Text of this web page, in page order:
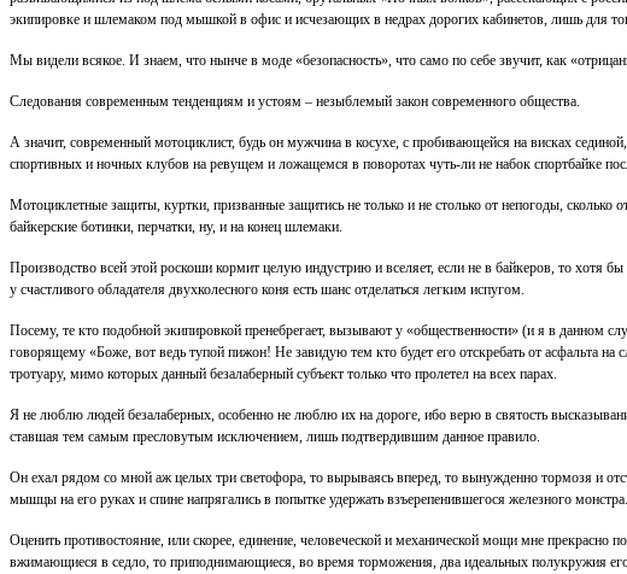
экипировке и шлемаком под мышкой в офис и исчезающих в недрах дорогих кабинетов, лишь для
Мы видели всякое. И знаем, что нынче в моде «безопасность», что само по себе звучит, как
Следования современным тенденциям и устоям – незыблемый закон современного общества.
А значит, современный мотоциклист, будь он мужчина в косухе, с пробивающейся на висках
спортивных и ночных клубов на ревущем и ложащемся в поворотах чуть-ли не набок спортбайке
Мотоциклетные защиты, куртки, призванные защитись не только и не столько от непогоды,
байкерские ботинки, перчатки, ну, и на конец шлемаки.
Производство всей этой роскоши кормит целую индустрию и вселяет, если не в байкеров, то
у счастливого обладателя двухколесного коня есть шанс отделаться легким испугом.
Посему, те кто подобной экипировкой пренебрегает, вызывают у «общественности» (и я в данном
говорящему «Боже, вот ведь тупой пижон! Не завидую тем кто будет его отскребать от асфальта
тротуару, мимо которых данный безалаберный субъект только что пролетел на всех парах.
Я не люблю людей безалаберных, особенно не люблю их на дороге, ибо верю в святость
ставшая тем самым пресловутым исключением, лишь подтвердившим данное правило.
Он ехал рядом со мной аж целых три светофора, то вырываясь вперед, то вынужденно тормозя и
мышцы на его руках и спине напрягались в попытке удержать взъерепенившегося железного монстра.
Оценить противостояние, или скорее, единение, человеческой и механической мощи мне
вжимающиеся в седло, то приподнимающиеся, во время торможения, два идеальных полукружия